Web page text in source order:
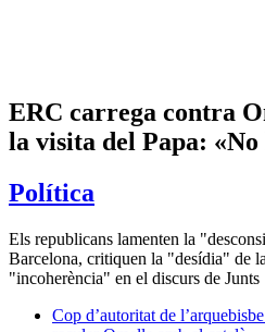
ERC carrega contra
la visita del Papa:
Política
Els republicans lamenten la
Barcelona, critiquen la "desídia" de
"incoherència" en el discurs de Junts
Cop d’autoritat de